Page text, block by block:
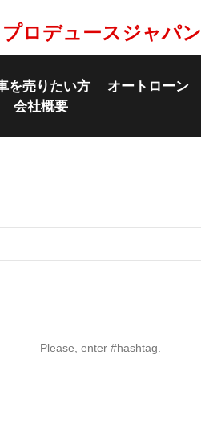
ロデュースジャパン
を売りたい方 オートローン
会社概要
Please, enter #hashtag.